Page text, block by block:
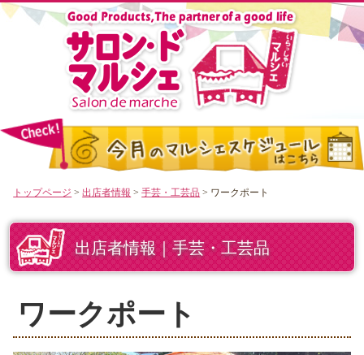
トップページ >出店者情報 >手芸・工芸品 > ワークポート
出店者情報｜手芸・工芸品
ワークポート